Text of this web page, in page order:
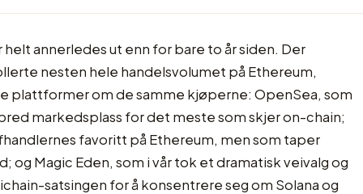
annerledes ut enn for bare to år siden. Der
nesten hele handelsvolumet på Ethereum,
plattformer om de samme kjøperne: OpenSea, som
markedsplass for det meste som skjer on-chain;
favoritt på Ethereum, men som taper
og Magic Eden, som i vår tok et dramatisk veivalg og
satsingen for å konsentrere seg om Solana og